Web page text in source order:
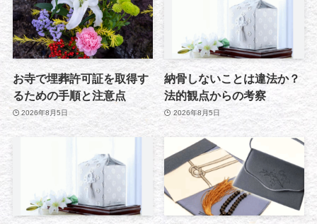
お寺で埋葬許可証を取得す
るための手順と注意点
2026年8月5日
納骨しないことは違法か？
法的観点からの考察
2026年8月5日